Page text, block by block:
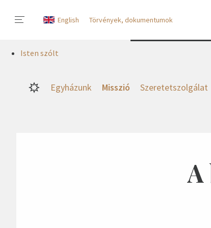
English Törvények, dokumentumok
Isten szólt
Egyházunk Misszió Szeretetszolgálat